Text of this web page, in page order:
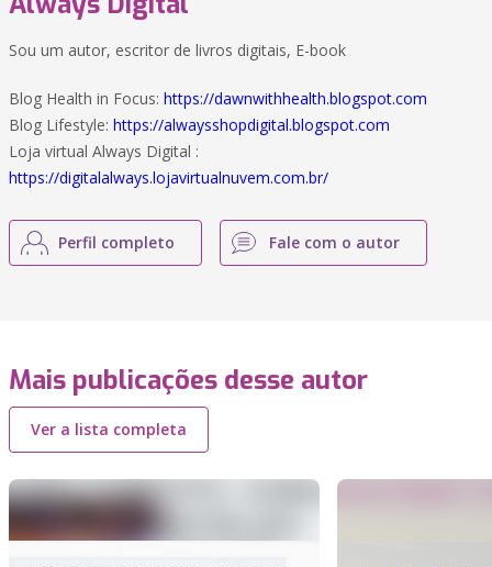
Sou um autor, escritor de livros digitais, E-book
Blog Health in Focus: https://dawnwithhealth.blogspot.com
Blog Lifestyle: https://alwaysshopdigital.blogspot.com
Loja virtual Always Digital :
https://digitalalways.lojavirtualnuvem.com.br/
Perfil completo Fale com o autor
Mais publicações desse autor
Ver a lista completa